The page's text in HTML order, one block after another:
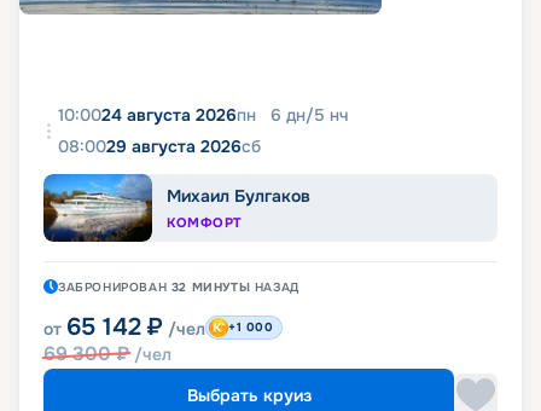
10:0024 августа 2026пн 6 дн/5 нч
08:0029 августа 2026сб
Михаил Булгаков
КОМФОРТ
ЗАБРОНИРОВАН 32 МИНУТЫ НАЗАД
от 65 142 ₽ /чел
69 300₽ /чел
+1 000
Выбрать круиз